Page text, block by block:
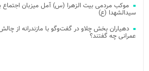
موکب مردمی بیت‌ الزهرا (س) آمل میزبان اجتماع
سیدالشهدا (ع)
دهیاران بخش چلاو در گفت‌وگو با مازندرانه از
عمرانی چه گفتند؟